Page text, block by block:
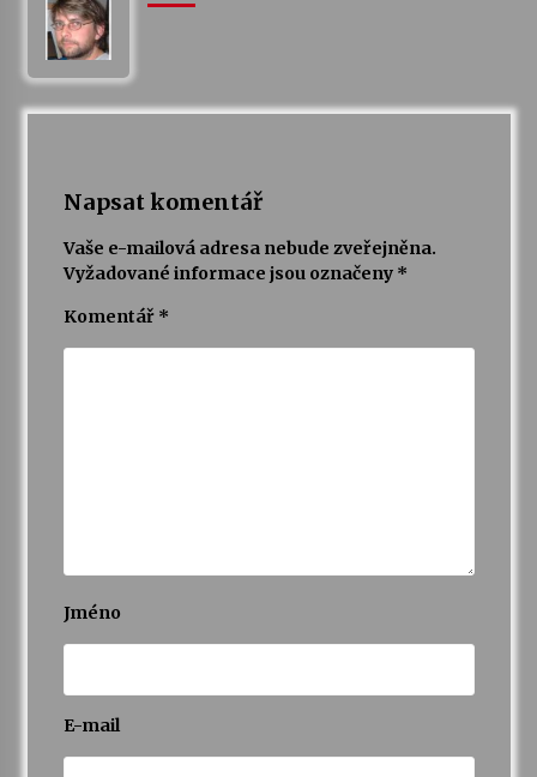
Napsat komentář
Vaše e-mailová adresa nebude zveřejněna.
Vyžadované informace jsou označeny *
Komentář *
Jméno
E-mail